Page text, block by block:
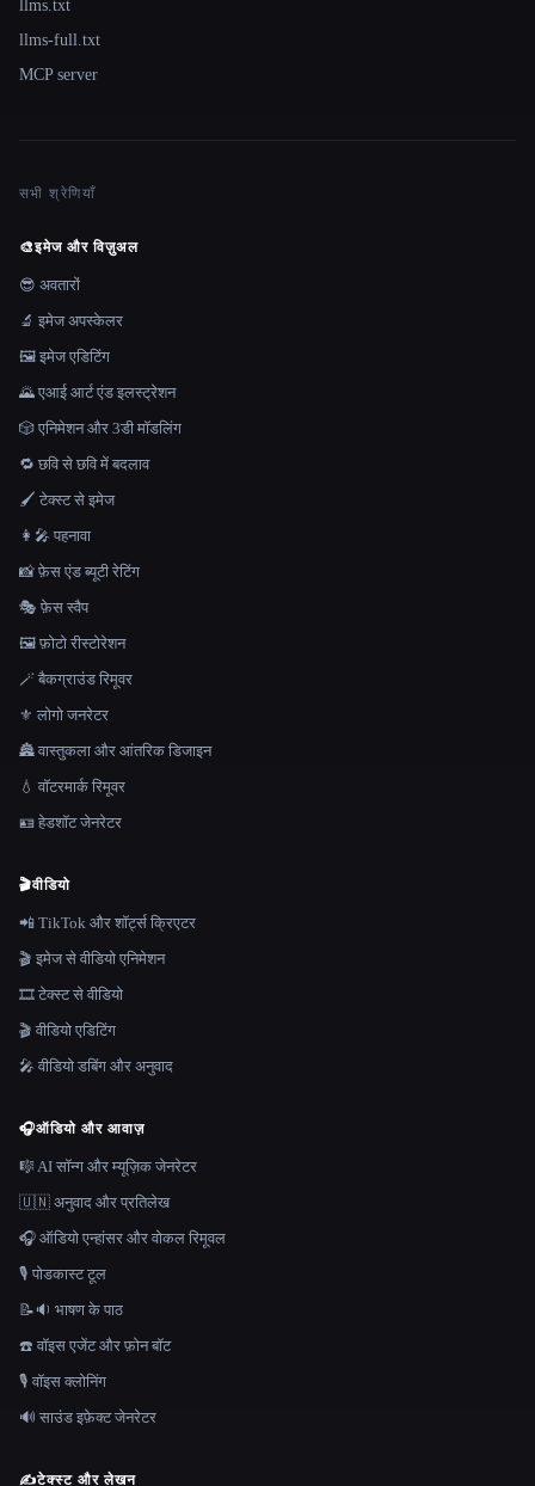
llms.txt
llms-full.txt
MCP server
सभी श्रेणियाँ
🎨इमेज और विज़ुअल
😎 अवतारों
🔬 इमेज अपस्केलर
🖼️ इमेज एडिटिंग
🌄 एआई आर्ट एंड इलस्ट्रेशन
🎲 एनिमेशन और 3डी मॉडलिंग
🔁 छवि से छवि में बदलाव
🖌️ टेक्स्ट से इमेज
👩‍🎤 पहनावा
📸 फ़ेस एंड ब्यूटी रेटिंग
🎭 फ़ेस स्वैप
🖼️ फ़ोटो रीस्टोरेशन
🪄 बैकग्राउंड रिमूवर
⚜️ लोगो जनरेटर
🏯 वास्तुकला और आंतरिक डिजाइन
💧 वॉटरमार्क रिमूवर
🪪 हेडशॉट जेनरेटर
🎬वीडियो
📲 TikTok और शॉर्ट्स क्रिएटर
🎬 इमेज से वीडियो एनिमेशन
🎞️ टेक्स्ट से वीडियो
🎬 वीडियो एडिटिंग
🎤 वीडियो डबिंग और अनुवाद
🎧ऑडियो और आवाज़
🎼 AI सॉन्ग और म्यूज़िक जेनरेटर
🇺🇳 अनुवाद और प्रतिलेख
🎧 ऑडियो एन्हांसर और वोकल रिमूवल
🎙️ पोडकास्ट टूल
📝🔉 भाषण के पाठ
☎️ वॉइस एजेंट और फ़ोन बॉट
🎙️ वॉइस क्लोनिंग
🔊 साउंड इफ़ेक्ट जेनरेटर
✍️टेक्स्ट और लेखन